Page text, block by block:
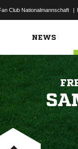
Club Nationalmannschaft |
NEWS